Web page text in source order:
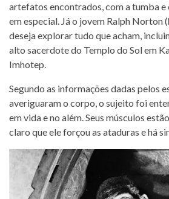
artefatos encontrados, com a tumba e
em especial. Já o jovem Ralph Norton (
deseja explorar tudo que acham,
alto sacerdote do Templo do Sol em
Imhotep.
Segundo as informações dadas pelos
averiguaram o corpo, o sujeito foi
em vida e no além. Seus músculos
claro que ele forçou as ataduras e há